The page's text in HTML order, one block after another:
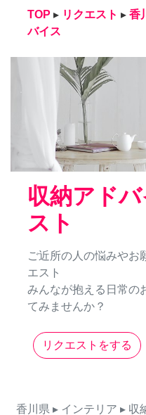
TOP ▸ リクエスト ▸ 香
バイス
収納アド
スト
ご近所の人の悩みやお
エスト
みんなが抱える日常の
てみませんか？
リクエストをする
香川県 ▸ インテリア ▸ 収